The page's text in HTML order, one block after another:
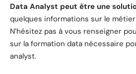
Data Analyst peut être une
quelques informations sur le
N’hésitez pas à vous renseigner
sur la formation data nécessaire
analyst.